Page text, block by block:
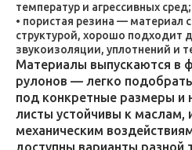
температур и агрессивных сред;
пористая резина — материал
структурой, хорошо подходит
звукоизоляции, уплотнений и
Материалы выпускаются в
рулонов — легко
под конкретные размеры и
листы устойчивы к маслам,
механическим
доступны варианты разной